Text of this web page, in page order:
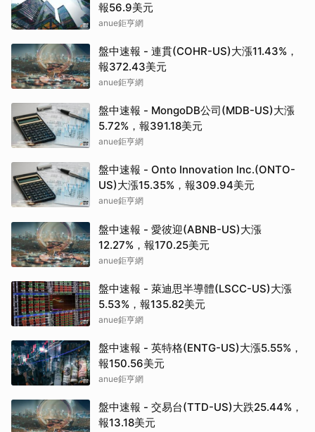
報56.9美元
anue鉅亨網
盤中速報 - 連貫(COHR-US)大漲11.43%，
報372.43美元
anue鉅亨網
盤中速報 - MongoDB公司(MDB-US)大漲
5.72%，報391.18美元
anue鉅亨網
盤中速報 - Onto Innovation Inc.(ONTO-
US)大漲15.35%，報309.94美元
anue鉅亨網
盤中速報 - 愛彼迎(ABNB-US)大漲
12.27%，報170.25美元
anue鉅亨網
盤中速報 - 萊迪思半導體(LSCC-US)大漲
5.53%，報135.82美元
anue鉅亨網
盤中速報 - 英特格(ENTG-US)大漲5.55%，
報150.56美元
anue鉅亨網
盤中速報 - 交易台(TTD-US)大跌25.44%，
報13.18美元